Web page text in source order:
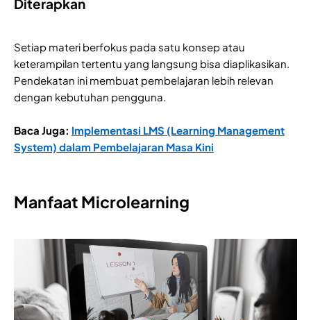
Diterapkan
Setiap materi berfokus pada satu konsep atau
keterampilan tertentu yang langsung bisa diaplikasikan.
Pendekatan ini membuat pembelajaran lebih relevan
dengan kebutuhan pengguna.
Baca Juga: Implementasi LMS (Learning Management
System) dalam Pembelajaran Masa Kini
Manfaat Microlearning